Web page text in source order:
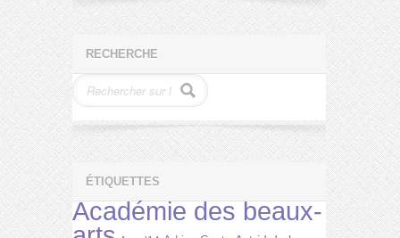
RECHERCHE
ÉTIQUETTES
Académie des beaux-